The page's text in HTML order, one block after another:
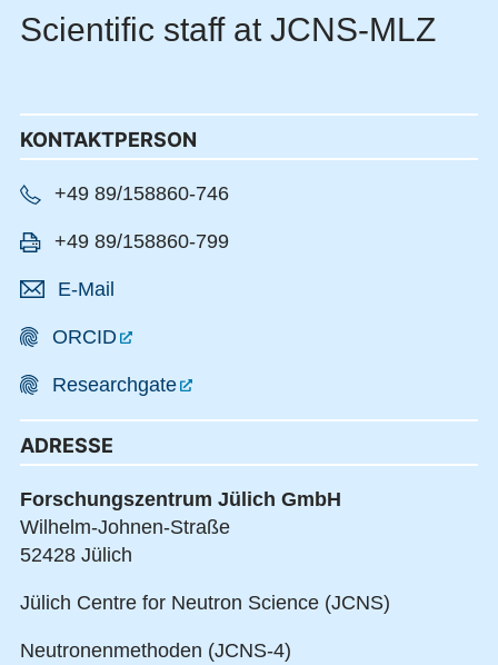
Scientific staff at JCNS-MLZ
KONTAKTPERSON
+49 89/158860-746
+49 89/158860-799
E-Mail
ORCID
Researchgate
ADRESSE
Forschungszentrum Jülich GmbH
Wilhelm-Johnen-Straße
52428 Jülich
Jülich Centre for Neutron Science (JCNS)
Neutronenmethoden (JCNS-4)